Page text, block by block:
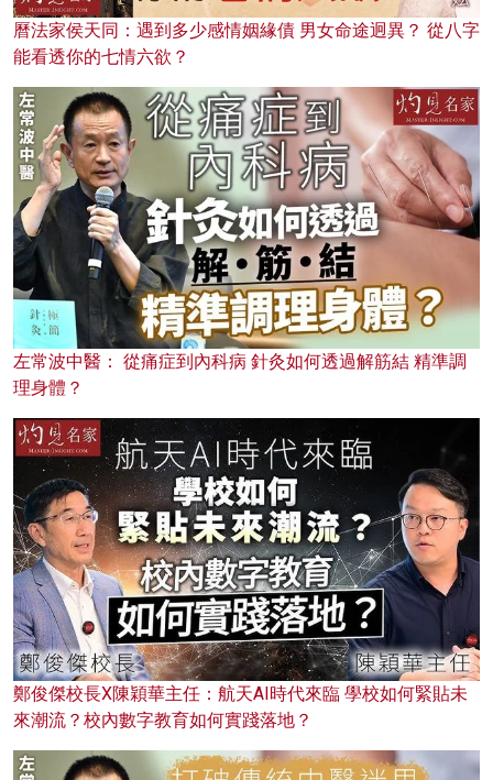
曆法家侯天同：遇到多少感情姻緣債 男女命途迥異？ 從八字
能看透你的七情六欲？
左常波中醫： 從痛症到內科病 針灸如何透過解筋結 精準調
理身體？
鄭俊傑校長X陳穎華主任：航天AI時代來臨 學校如何緊貼未
來潮流？校內數字教育如何實踐落地？